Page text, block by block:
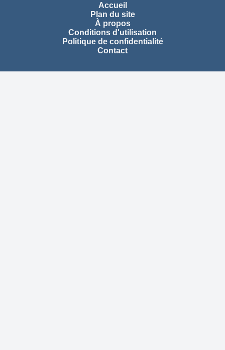
Accueil
Plan du site
À propos
Conditions d'utilisation
Politique de confidentialité
Contact